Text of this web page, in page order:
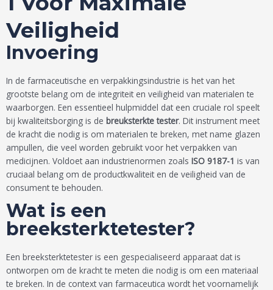
Veiligheid
Invoering
In de farmaceutische en verpakkingsindustrie is het van het
grootste belang om de integriteit en veiligheid van materialen te
waarborgen. Een essentieel hulpmiddel dat een cruciale rol speelt
bij kwaliteitsborging is de breuksterkte tester. Dit instrument meet
de kracht die nodig is om materialen te breken, met name glazen
ampullen, die veel worden gebruikt voor het verpakken van
medicijnen. Voldoet aan industrienormen zoals ISO 9187-1 is van
cruciaal belang om de productkwaliteit en de veiligheid van de
consument te behouden.
Wat is een
breeksterktetester?
Een breeksterktetester is een gespecialiseerd apparaat dat is
ontworpen om de kracht te meten die nodig is om een materiaal
te breken. In de context van farmaceutica wordt het voornamelijk